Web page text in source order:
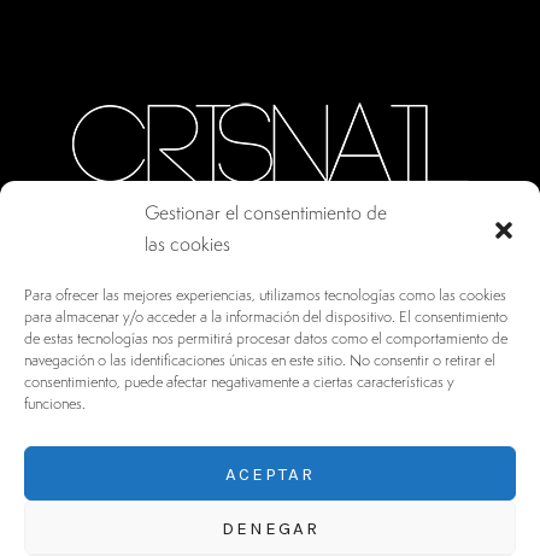
Gestionar el consentimiento de
las cookies
Para ofrecer las mejores experiencias, utilizamos tecnologías como las cookies
para almacenar y/o acceder a la información del dispositivo. El consentimiento
de estas tecnologías nos permitirá procesar datos como el comportamiento de
navegación o las identificaciones únicas en este sitio. No consentir o retirar el
consentimiento, puede afectar negativamente a ciertas características y
funciones.
ACEPTAR
DENEGAR
28770, ESPAÑA
INFO@DRV.ES
+34 902 100 021